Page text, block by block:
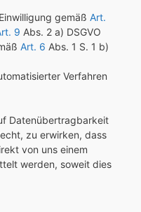
gemäß Art.
9 Abs. 2 a) DSGVO
Art. 6 Abs. 1 S. 1 b)
Verfahren
Datenübertragbarkeit
zu erwirken, dass
von uns einem
werden, soweit dies